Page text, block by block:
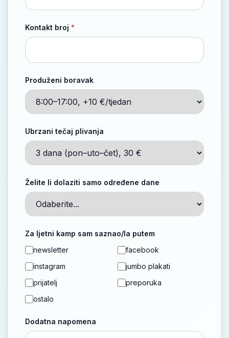
Kontakt broj *
Produženi boravak
Ubrzani tečaj plivanja
Želite li dolaziti samo određene dane
Za ljetni kamp sam saznao/la putem
newsletter
facebook
instagram
jumbo plakati
prijatelj
preporuka
ostalo
Dodatna napomena